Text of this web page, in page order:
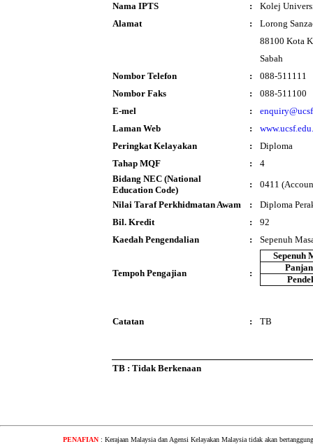
Nama IPTS
:
Kolej
Alamat
:
Lorong
88100 Kota
Sabah
Nombor Telefon
:
088-511111
Nombor Faks
:
088-511100
E-mel
:
Laman Web
:
Peringkat Kelayakan
:
Diploma
Tahap MQF
:
4
Bidang NEC (National
Education Code)
:
0411
Nilai Taraf Perkhidmatan Awam
:
Diploma
Bil. Kredit
:
92
Kaedah Pengendalian
: Sepenuh
Tempoh Pengajian :
Sepenuh
Catatan : TB
TB : Tidak Berkenaan
PENAFIAN : Kerajaan Malaysia dan Agensi Kelayakan Malaysia tidak akan